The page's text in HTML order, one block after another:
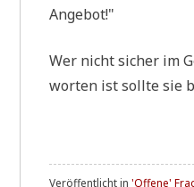
Angebot!"
Wer nicht sicher im
wor­ten ist soll­te sie
Veröffentlicht in'Offene'